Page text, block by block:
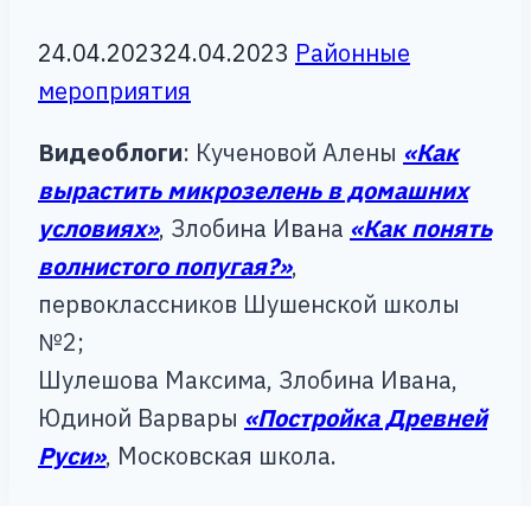
24.04.202324.04.2023 Районные
мероприятия
Видеоблоги: Кученовой Алены «Как
вырастить микрозелень в домашних
условиях», Злобина Ивана «Как понять
волнистого попугая?»,
первоклассников Шушенской школы
№2;
Шулешова Максима, Злобина Ивана,
Юдиной Варвары «Постройка Древней
Руси», Московская школа.